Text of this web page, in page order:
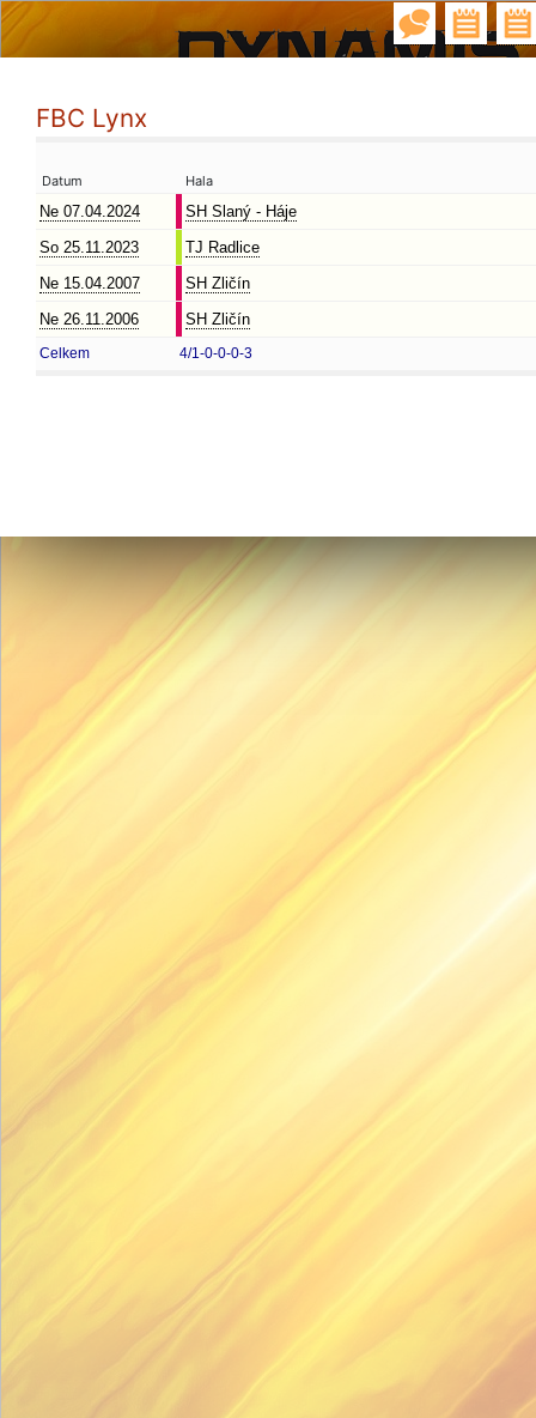
FBC Lynx
Datum Hala
Ne 07.04.2024
SH Slaný - Háje
So 25.11.2023
TJ Radlice
Ne 15.04.2007
SH Zličín
Ne 26.11.2006
SH Zličín
Celkem 4/1-0-0-0-3